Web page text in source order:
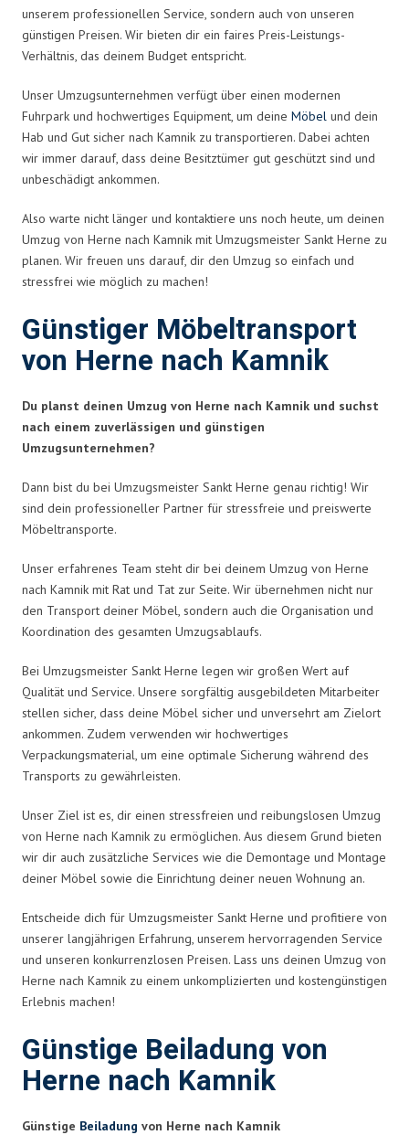
unserem professionellen Service, sondern auch von unseren
günstigen Preisen. Wir bieten dir ein faires Preis-Leistungs-
Verhältnis, das deinem Budget entspricht.
Unser Umzugsunternehmen verfügt über einen modernen
Fuhrpark und hochwertiges Equipment, um deine Möbel und dein
Hab und Gut sicher nach Kamnik zu transportieren. Dabei achten
wir immer darauf, dass deine Besitztümer gut geschützt sind und
unbeschädigt ankommen.
Also warte nicht länger und kontaktiere uns noch heute, um deinen
Umzug von Herne nach Kamnik mit Umzugsmeister Sankt Herne zu
planen. Wir freuen uns darauf, dir den Umzug so einfach und
stressfrei wie möglich zu machen!
Günstiger Möbeltransport
von Herne nach Kamnik
Du planst deinen Umzug von Herne nach Kamnik und suchst
nach einem zuverlässigen und günstigen
Umzugsunternehmen?
Dann bist du bei Umzugsmeister Sankt Herne genau richtig! Wir
sind dein professioneller Partner für stressfreie und preiswerte
Möbeltransporte.
Unser erfahrenes Team steht dir bei deinem Umzug von Herne
nach Kamnik mit Rat und Tat zur Seite. Wir übernehmen nicht nur
den Transport deiner Möbel, sondern auch die Organisation und
Koordination des gesamten Umzugsablaufs.
Bei Umzugsmeister Sankt Herne legen wir großen Wert auf
Qualität und Service. Unsere sorgfältig ausgebildeten Mitarbeiter
stellen sicher, dass deine Möbel sicher und unversehrt am Zielort
ankommen. Zudem verwenden wir hochwertiges
Verpackungsmaterial, um eine optimale Sicherung während des
Transports zu gewährleisten.
Unser Ziel ist es, dir einen stressfreien und reibungslosen Umzug
von Herne nach Kamnik zu ermöglichen. Aus diesem Grund bieten
wir dir auch zusätzliche Services wie die Demontage und Montage
deiner Möbel sowie die Einrichtung deiner neuen Wohnung an.
Entscheide dich für Umzugsmeister Sankt Herne und profitiere von
unserer langjährigen Erfahrung, unserem hervorragenden Service
und unseren konkurrenzlosen Preisen. Lass uns deinen Umzug von
Herne nach Kamnik zu einem unkomplizierten und kostengünstigen
Erlebnis machen!
Günstige Beiladung von
Herne nach Kamnik
Günstige Beiladung von Herne nach Kamnik